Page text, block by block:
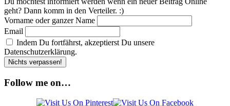
geht? Dann komm in den Verteiler. :)
Vorname oder ganzer Name
Email
Indem Du fortfährst, akzeptierst Du unsere
Datenschutzerklärung.
Follow me on…